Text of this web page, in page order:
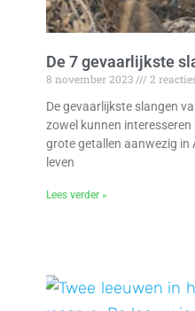
De 7 gevaarlijkste
8 november 2023
2
De gevaarlijkste slangen
zowel kunnen
grote getallen aanwezig in
leven
Lees verder »